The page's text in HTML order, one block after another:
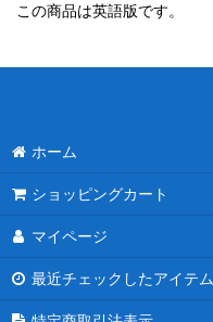
この商品は英語版です。
ホーム
ショッピングカート
マイページ
最近チェックしたアイテム